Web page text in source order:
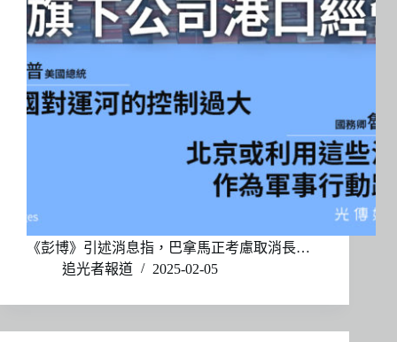
《彭博》引述消息指，巴拿馬正考慮取消長…
追光者報道
2025-02-05